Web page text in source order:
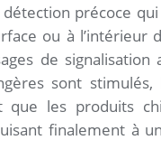
précoce
ou à l’intérieur
de signalisation
sont
les produits
finalement à